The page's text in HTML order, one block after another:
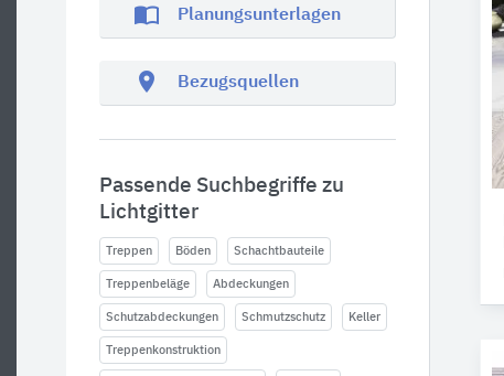
import_contacts Planungsunterlagen
location_on Bezugsquellen
Passende Suchbegriffe zu
Lichtgitter
Treppen Böden Schachtbauteile
Treppenbeläge Abdeckungen
Schutzabdeckungen Schmutzschutz Keller
Treppenkonstruktion